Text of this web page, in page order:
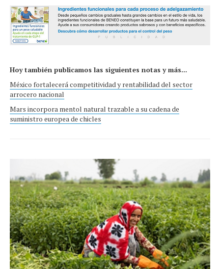
Hoy también publicamos las siguientes notas y más...
México fortalecerá competitividad y rentabilidad del sector
arrocero nacional
Mars incorpora mentol natural trazable a su cadena de
suministro europea de chicles